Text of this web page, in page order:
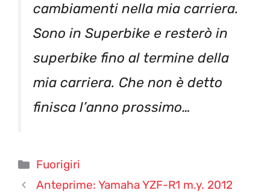
cambiamenti nella mia carriera.
Sono in Superbike e resterò in
superbike fino al termine della
mia carriera. Che non è detto
finisca l’anno prossimo…
Categorie
Fuorigiri
Anteprime: Yamaha YZF-R1 m.y. 2012